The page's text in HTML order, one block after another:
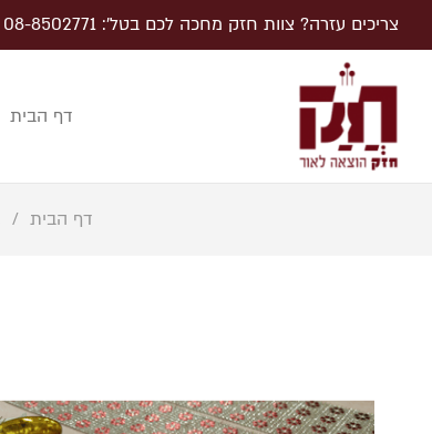
צריכים עזרה? צוות חזק מחכה לכם בטל׳: 08-8502771
דף הבית
דף הבית /